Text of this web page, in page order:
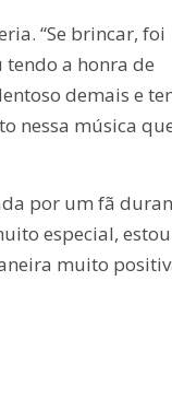
“Se brincar, foi
tendo a honra de
demais e
nessa música
por um fã
especial, estou
muito